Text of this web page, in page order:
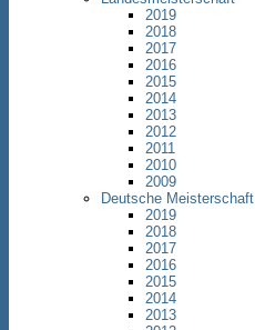
2019
2018
2017
2016
2015
2014
2013
2012
2011
2010
2009
Deutsche Meisterschaft
2019
2018
2017
2016
2015
2014
2013